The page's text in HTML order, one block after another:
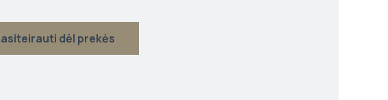
dėl prekės